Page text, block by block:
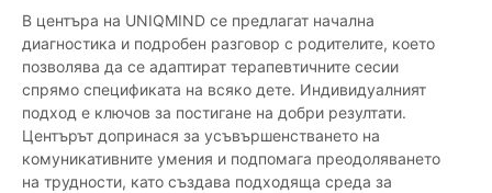
В центъра на UNIQMIND се предлагат начална
диагностика и подробен разговор с родителите, което
позволява да се адаптират терапевтичните сесии
спрямо спецификата на всяко дете. Индивидуалният
подход е ключов за постигане на добри резултати.
Центърът допринася за усъвършенстването на
комуникативните умения и подпомага преодоляването
на трудности, като създава подходяща среда за